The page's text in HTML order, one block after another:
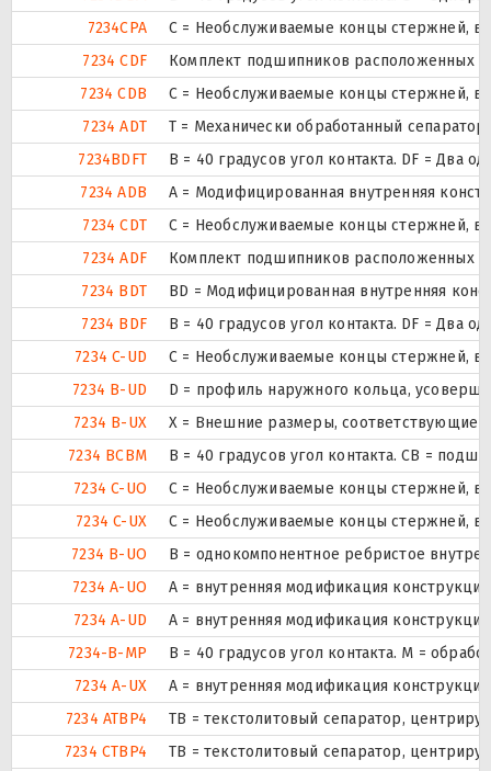
7234CPA
С = Необслуживаемые концы стержней,
7234 CDF
Комплект подшипников расположенных
7234 CDB
С = Необслуживаемые концы стержней,
7234 ADT
T = Механически обработанный
7234BDFT
B = 40 градусов угол контакта. DF =
7234 ADB
A = Модифицированная внутренняя
7234 CDT
С = Необслуживаемые концы стержней,
7234 ADF
Комплект подшипников расположенных
7234 BDT
BD = Модифицированная внутренняя
7234 BDF
B = 40 градусов угол контакта. DF =
7234 C-UD
С = Необслуживаемые концы стержней,
7234 B-UD
D = профиль наружного кольца,
7234 B-UX
X = Внешние размеры, соответствующие
7234 BCBM
B = 40 градусов угол контакта. CB =
7234 C-UO
С = Необслуживаемые концы стержней,
7234 C-UX
С = Необслуживаемые концы стержней,
7234 B-UO
B = однокомпонентное ребристое
7234 A-UO
A = внутренняя модификация
7234 A-UD
A = внутренняя модификация
7234-B-MP
B = 40 градусов угол контакта. M =
7234 A-UX
A = внутренняя модификация
7234 ATBP4
ТВ = текстолитовый сепаратор,
7234 CTBP4
ТВ = текстолитовый сепаратор,